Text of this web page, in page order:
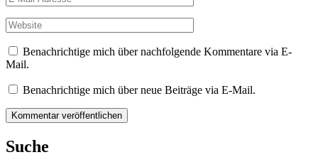
Mail-
Adresse*
Website
Benachrichtige mich über nachfolgende Kommentare via E-
Mail.
Benachrichtige mich über neue Beiträge via E-Mail.
Suche